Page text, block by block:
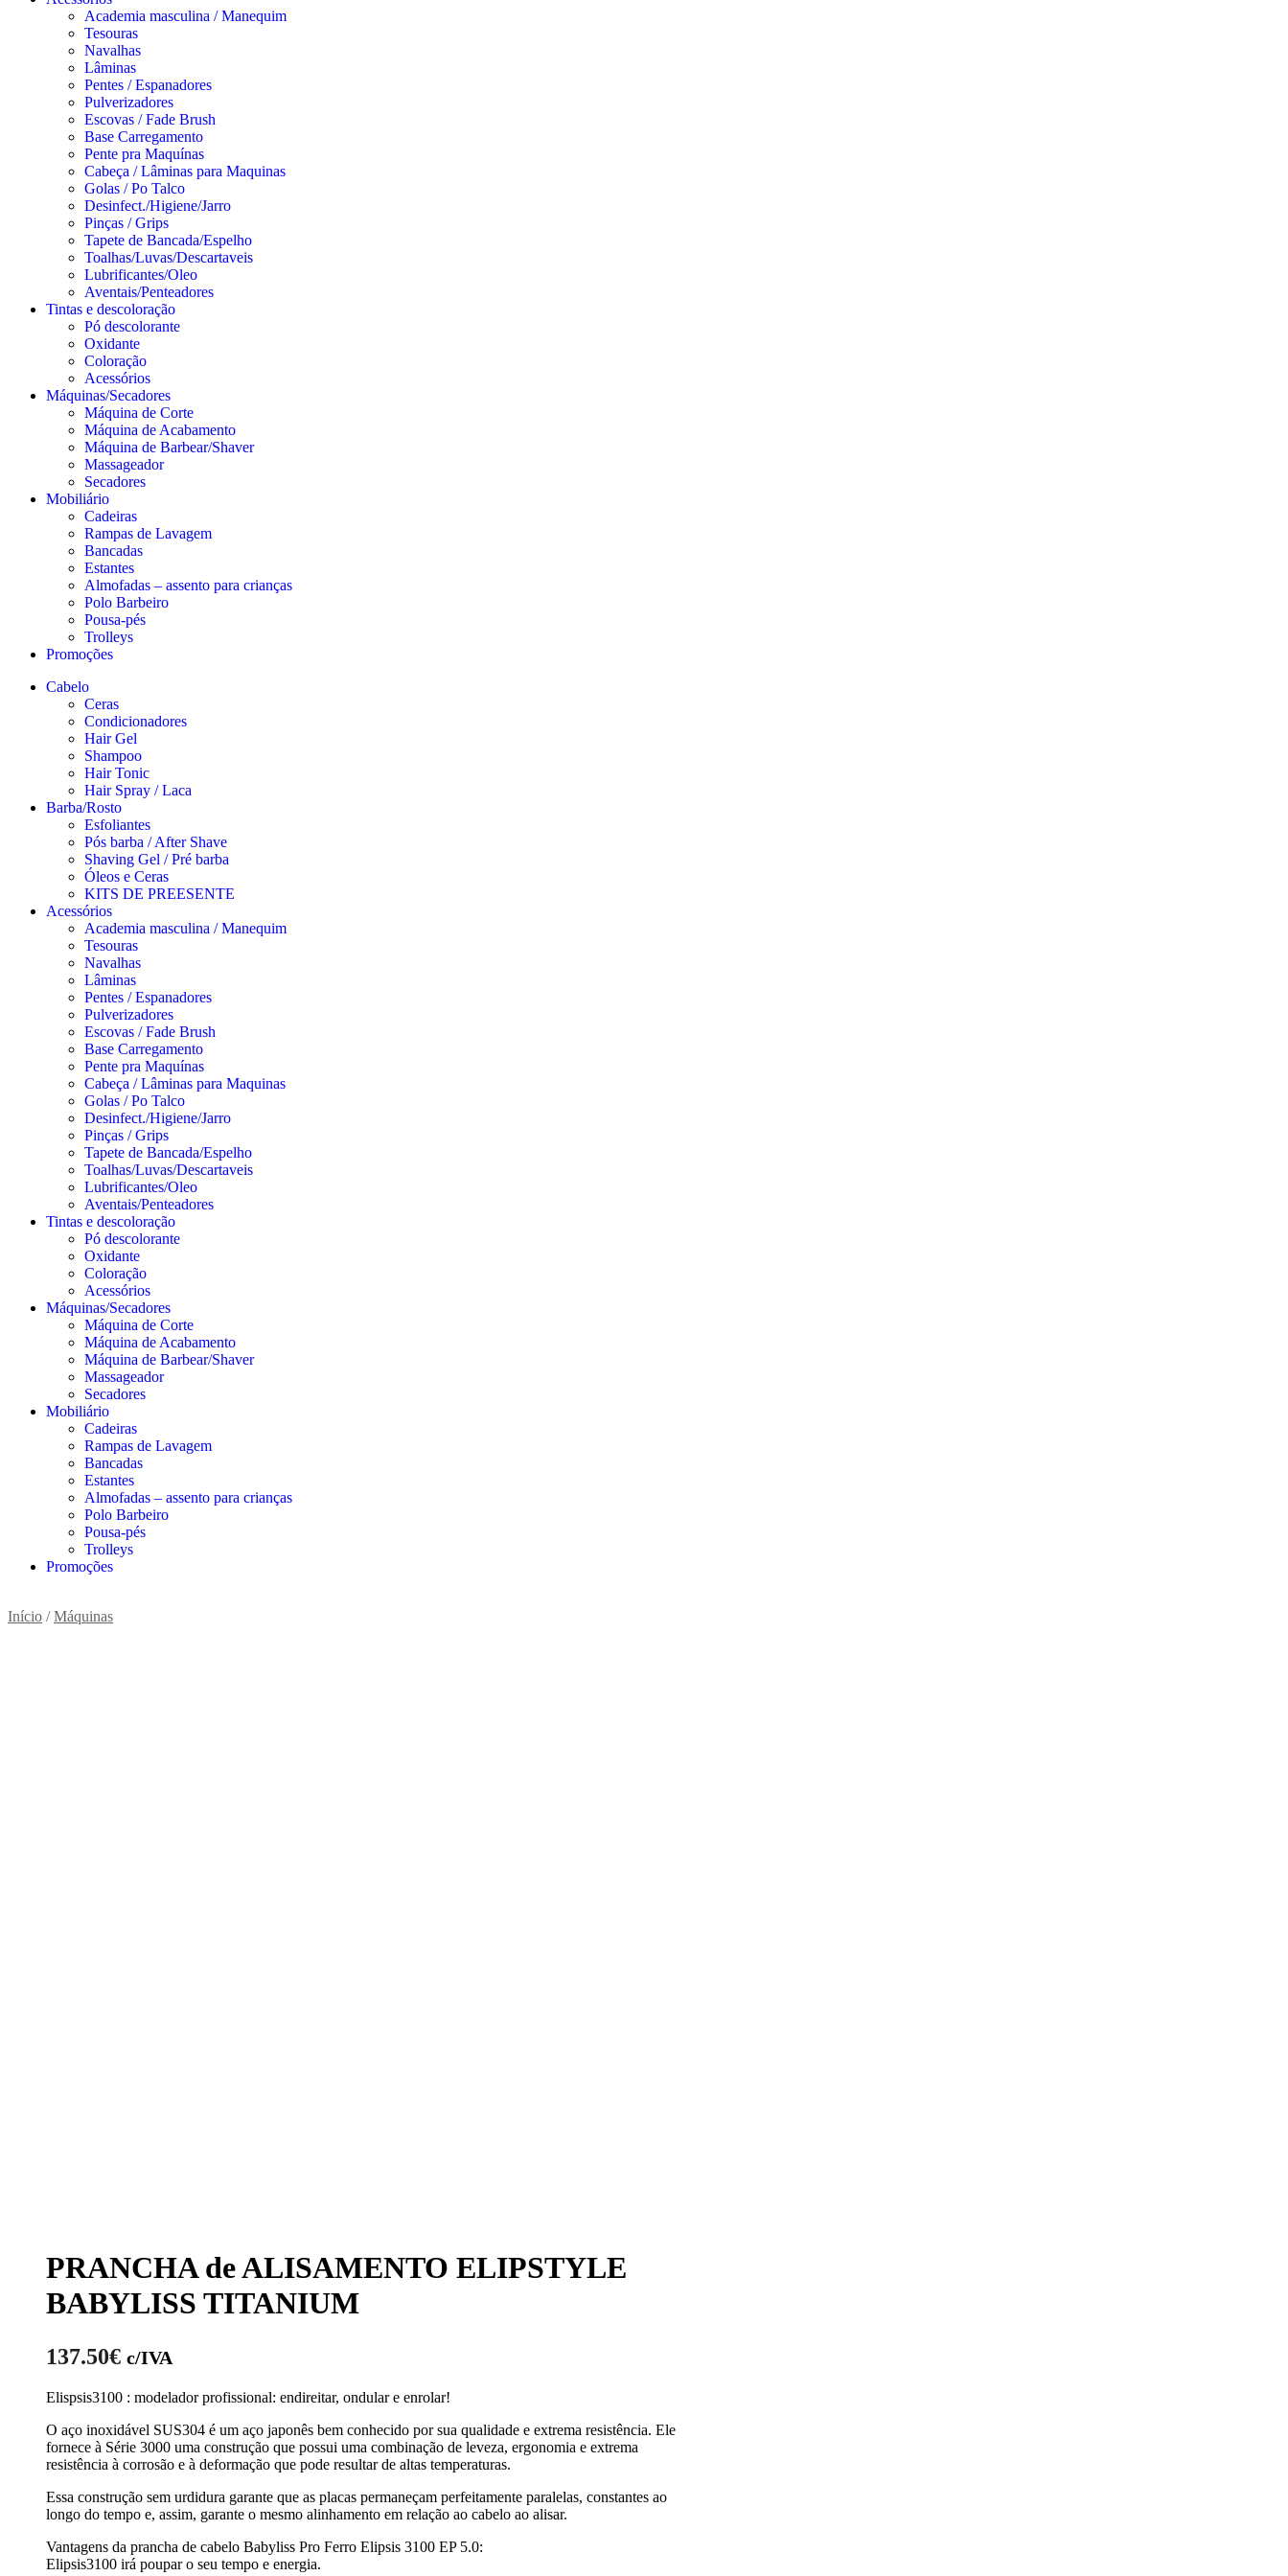
Academia masculina / Manequim
Tesouras
Navalhas
Lâminas
Pentes / Espanadores
Pulverizadores
Escovas / Fade Brush
Base Carregamento
Pente pra Maquínas
Cabeça / Lâminas para Maquinas
Golas / Po Talco
Desinfect./Higiene/Jarro
Pinças / Grips
Tapete de Bancada/Espelho
Toalhas/Luvas/Descartaveis
Lubrificantes/Oleo
Aventais/Penteadores
Tintas e descoloração
Pó descolorante
Oxidante
Coloração
Acessórios
Máquinas/Secadores
Máquina de Corte
Máquina de Acabamento
Máquina de Barbear/Shaver
Massageador
Secadores
Mobiliário
Cadeiras
Rampas de Lavagem
Bancadas
Estantes
Almofadas – assento para crianças
Polo Barbeiro
Pousa-pés
Trolleys
Promoções
Cabelo
Ceras
Condicionadores
Hair Gel
Shampoo
Hair Tonic
Hair Spray / Laca
Barba/Rosto
Esfoliantes
Pós barba / After Shave
Shaving Gel / Pré barba
Óleos e Ceras
KITS DE PREESENTE
Acessórios
Academia masculina / Manequim
Tesouras
Navalhas
Lâminas
Pentes / Espanadores
Pulverizadores
Escovas / Fade Brush
Base Carregamento
Pente pra Maquínas
Cabeça / Lâminas para Maquinas
Golas / Po Talco
Desinfect./Higiene/Jarro
Pinças / Grips
Tapete de Bancada/Espelho
Toalhas/Luvas/Descartaveis
Lubrificantes/Oleo
Aventais/Penteadores
Tintas e descoloração
Pó descolorante
Oxidante
Coloração
Acessórios
Máquinas/Secadores
Máquina de Corte
Máquina de Acabamento
Máquina de Barbear/Shaver
Massageador
Secadores
Mobiliário
Cadeiras
Rampas de Lavagem
Bancadas
Estantes
Almofadas – assento para crianças
Polo Barbeiro
Pousa-pés
Trolleys
Promoções
Início /Máquinas
PRANCHA de ALISAMENTO ELIPSTYLE
BABYLISS TITANIUM
137.50€ c/IVA
Elispsis3100 : modelador profissional: endireitar, ondular e enrolar!
O aço inoxidável SUS304 é um aço japonês bem conhecido por sua qualidade e extrema resistência. Ele
fornece à Série 3000 uma construção que possui uma combinação de leveza, ergonomia e extrema
resistência à corrosão e à deformação que pode resultar de altas temperaturas.
Essa construção sem urdidura garante que as placas permaneçam perfeitamente paralelas, constantes ao
longo do tempo e, assim, garante o mesmo alinhamento em relação ao cabelo ao alisar.
Vantagens da prancha de cabelo Babyliss Pro Ferro Elipsis 3100 EP 5.0:
Elipsis3100 irá poupar o seu tempo e energia.